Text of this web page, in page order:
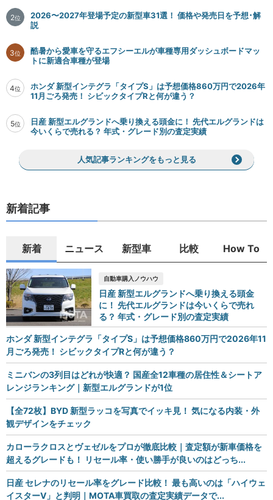
2位
2026〜2027年登場予定の新型車31選！ 価格や発売日を予想･解
説
3位
酷暑から愛車を守るエフシーエルが車種専用ダッシュボードマッ
トに新適合車種が登場
4位
ホンダ 新型インテグラ「タイプS」は予想価格860万円で2026年
11月ごろ発売！ シビックタイプRと何が違う？
5位
日産 新型エルグランドへ乗り換える頭金に！ 先代エルグランドは
今いくらで売れる？ 年式・グレード別の査定実績
人気記事ランキングをもっと見る
新着記事
新着 ニュース 新型車 比較 How To
自動車購入ノウハウ
日産 新型エルグランドへ乗り換える頭金
に！ 先代エルグランドは今いくらで売れ
る？ 年式・グレード別の査定実績
ホンダ 新型インテグラ「タイプS」は予想価格860万円で2026年11
月ごろ発売！ シビックタイプRと何が違う？
ミニバンの3列目はどれが快適？ 国産全12車種の居住性＆シートア
レンジランキング｜新型エルグランドが1位
【全72枚】BYD 新型ラッコを写真でイッキ見！ 気になる内装・外
観デザインをチェック
カローラクロスとヴェゼルをプロが徹底比較｜査定額が新車価格を
超えるグレードも！ リセール率・使い勝手が良いのはどっち...
日産 セレナのリセール率をグレード比較！ 最も高いのは「ハイウェ
イスターV」と判明｜MOTA車買取の査定実績データで...